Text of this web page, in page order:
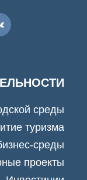
среды
туризма
среды
проекты